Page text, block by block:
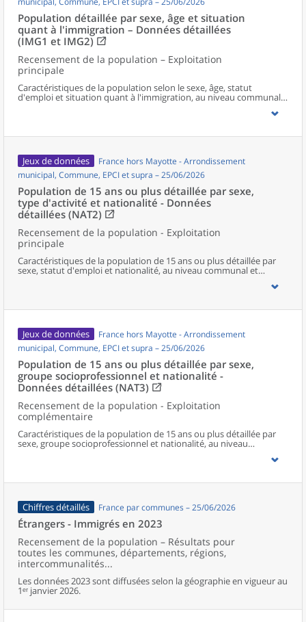
Population détaillée par sexe, âge et situation
quant à l'immigration – Données détaillées
(IMG1 et IMG2)
Recensement de la population – Exploitation
principale
Caractéristiques de la population selon le sexe, âge, statut
d'emploi et situation quant à l'immigration, au niveau communal
et supracommunal pour la France hors Mayotte.
Jeux de données
France hors Mayotte - Arrondissement
municipal, Commune, EPCI et supra – 25/06/2026
Population de 15 ans ou plus détaillée par sexe,
type d'activité et nationalité - Données
détaillées (NAT2)
Recensement de la population - Exploitation
principale
Caractéristiques de la population de 15 ans ou plus détaillée par
sexe, statut d'emploi et nationalité, au niveau communal et
supracommunal pour la France hors Mayotte.
Jeux de données
France hors Mayotte - Arrondissement
municipal, Commune, EPCI et supra – 25/06/2026
Population de 15 ans ou plus détaillée par sexe,
groupe socioprofessionnel et nationalité -
Données détaillées (NAT3)
Recensement de la population - Exploitation
complémentaire
Caractéristiques de la population de 15 ans ou plus détaillée par
sexe, groupe socioprofessionnel et nationalité, au niveau
communal et supracommunal pour la France hors Mayotte.
Chiffres détaillés France par communes – 25/06/2026
Étrangers - Immigrés en 2023
Recensement de la population – Résultats pour
toutes les communes, départements, régions,
intercommunalités...
Les données 2023 sont diffusées selon la géographie en vigueur au
1ᵉʳ janvier 2026.